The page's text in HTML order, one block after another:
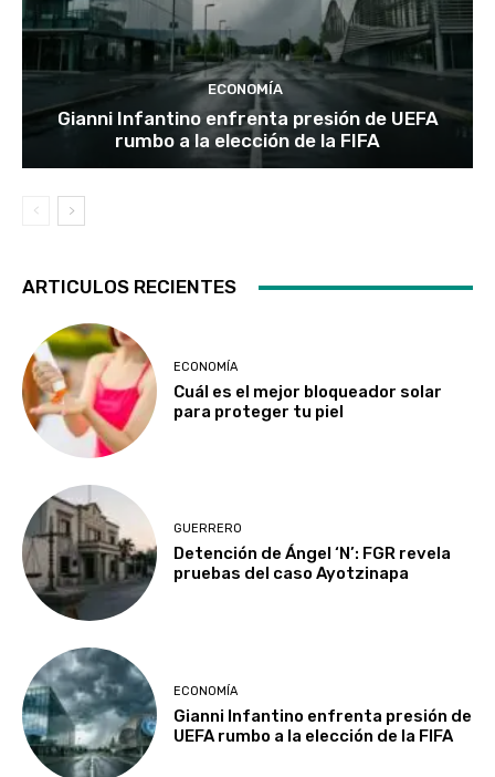
ECONOMÍA
Gianni Infantino enfrenta presión de UEFA
rumbo a la elección de la FIFA
ARTICULOS RECIENTES
ECONOMÍA
Cuál es el mejor bloqueador solar
para proteger tu piel
GUERRERO
Detención de Ángel ‘N’: FGR revela
pruebas del caso Ayotzinapa
ECONOMÍA
Gianni Infantino enfrenta presión de
UEFA rumbo a la elección de la FIFA